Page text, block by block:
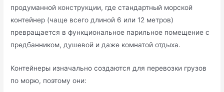
продуманной конструкции, где стандартный морской
контейнер (чаще всего длиной 6 или 12 метров)
превращается в функциональное парильное помещение с
предбанником, душевой и даже комнатой отдыха.
Контейнеры изначально создаются для перевозки грузов
по морю, поэтому они: